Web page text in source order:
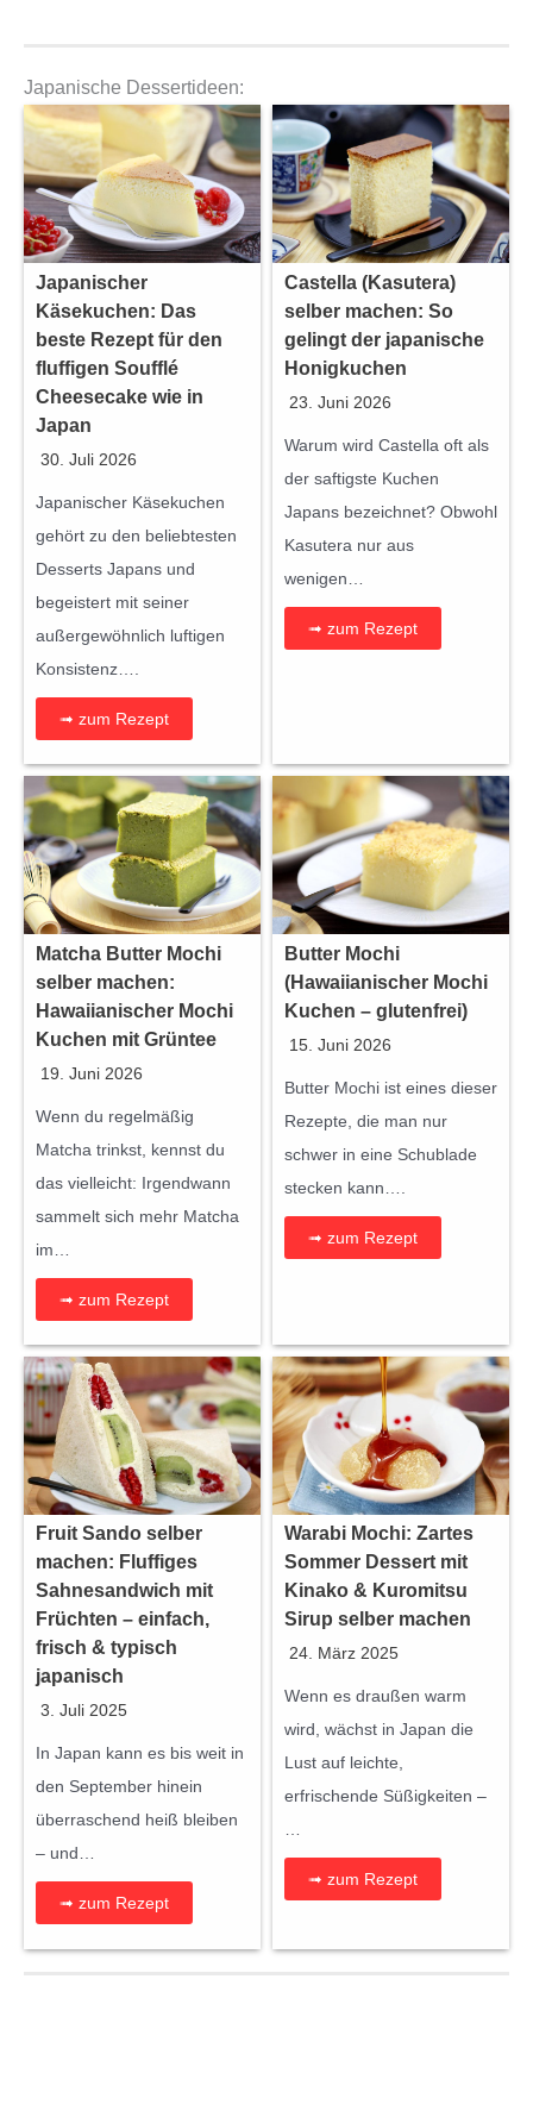
Japanische Dessertideen:
Japanischer
Käsekuchen: Das
beste Rezept für den
fluffigen Soufflé
Cheesecake wie in
Japan
30. Juli 2026
Japanischer Käsekuchen
gehört zu den beliebtesten
Desserts Japans und
begeistert mit seiner
außergewöhnlich luftigen
Konsistenz….
➟ zum Rezept
Castella (Kasutera)
selber machen: So
gelingt der japanische
Honigkuchen
23. Juni 2026
Warum wird Castella oft als
der saftigste Kuchen
Japans bezeichnet? Obwohl
Kasutera nur aus
wenigen…
➟ zum Rezept
Matcha Butter Mochi
selber machen:
Hawaiianischer Mochi
Kuchen mit Grüntee
19. Juni 2026
Wenn du regelmäßig
Matcha trinkst, kennst du
das vielleicht: Irgendwann
sammelt sich mehr Matcha
im…
➟ zum Rezept
Butter Mochi
(Hawaiianischer Mochi
Kuchen – glutenfrei)
15. Juni 2026
Butter Mochi ist eines dieser
Rezepte, die man nur
schwer in eine Schublade
stecken kann….
➟ zum Rezept
Fruit Sando selber
machen: Fluffiges
Sahnesandwich mit
Früchten – einfach,
frisch & typisch
japanisch
3. Juli 2025
In Japan kann es bis weit in
den September hinein
überraschend heiß bleiben
– und…
➟ zum Rezept
Warabi Mochi: Zartes
Sommer Dessert mit
Kinako & Kuromitsu
Sirup selber machen
24. März 2025
Wenn es draußen warm
wird, wächst in Japan die
Lust auf leichte,
erfrischende Süßigkeiten –
➟ zum Rezept